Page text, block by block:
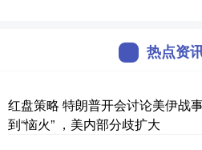
热点资
红盘策略 特朗普开会讨论美伊战
到“恼火” ，美内部分歧扩大